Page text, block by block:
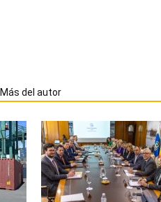
Más del autor